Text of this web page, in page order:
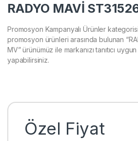
RADYO MAVİ
Promosyon Kampanyalı Ürünler
promosyon ürünleri arasında bulunan
MV” ürünümüz ile markanızı tanıtıcı
yapabilirsiniz.
Özel Fiyat